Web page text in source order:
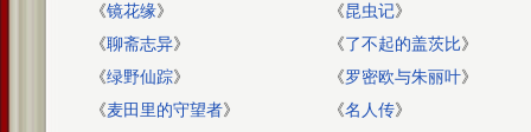
《镜花缘》 《昆虫记》
《聊斋志异》 《了不起的盖茨比》
《绿野仙踪》 《罗密欧与朱丽叶》
《麦田里的守望者》 《名人传》